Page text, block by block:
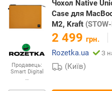
Продавець:
Smart Digital
…
Чохол Native
Case для
M2, Kraft
2 499 грн.
Rozetka.ua
З
(Київ)